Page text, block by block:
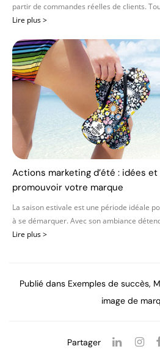
partir de commandes réelles de clients.
Lire plus >
Actions marketing d’été : idées
promouvoir votre marque
La saison estivale est une période idéale
à se démarquer. Avec son ambiance
Lire plus >
Publié dans Exemples de succès,
image de
Partager